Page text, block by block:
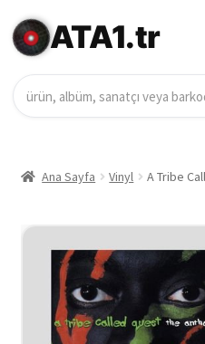
ATA1.tr
Ana Sayfa Vinyl A Tribe